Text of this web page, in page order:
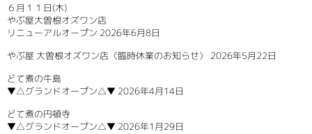
６月１１日(木)
やぶ屋大曽根オズワン店
リニューアルオープン 2026年6月8日
やぶ屋 大曽根オズワン店〈臨時休業のお知らせ〉
2026年5月22日
どて煮の牛島
▼△グランドオープン△▼ 2026年4月14日
どて煮の円頓寺
▼△グランドオープン△▼ 2026年1月29日